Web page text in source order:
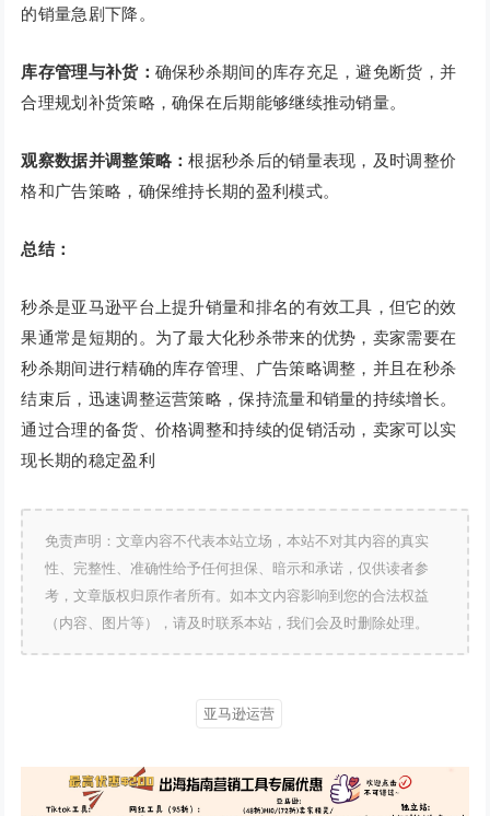
的销量急剧下降。
库存管理与补货： 确保秒杀期间的库存充足，避免断货，并
合理规划补货策略，确保在后期能够继续推动销量。
观察数据并调整策略：根据秒杀后的销量表现，及时调整价
格和广告策略，确保维持长期的盈利模式。
总结：
秒杀是亚马逊平台上提升销量和排名的有效工具，但它的效
果通常是短期的。为了最大化秒杀带来的优势，卖家需要在
秒杀期间进行精确的库存管理、广告策略调整，并且在秒杀
结束后，迅速调整运营策略，保持流量和销量的持续增长。
通过合理的备货、价格调整和持续的促销活动，卖家可以实
现长期的稳定盈利
免责声明：文章内容不代表本站立场，本站不对其内容的真实
性、完整性、准确性给予任何担保、暗示和承诺，仅供读者参
考，文章版权归原作者所有。如本文内容影响到您的合法权益
（内容、图片等），请及时联系本站，我们会及时删除处理。
亚马逊运营